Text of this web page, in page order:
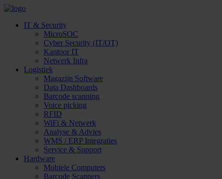
IT & Security
MicroSOC
Cyber Security (IT/OT)
Kantoor IT
Netwerk Infra
Logistiek
Magazijn Software
Data Dashboards
Barcode scanning
Voice picking
RFID
WiFi & Netwerk
Analyse & Advies
WMS / ERP Integraties
Service & Support
Hardware
Mobiele Computers
Barcode Scanners